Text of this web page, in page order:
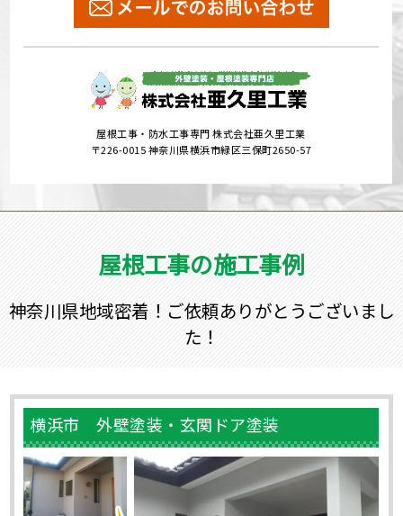
屋根工事・防水工事専門 株式会社亜久里工業
〒226-0015 神奈川県横浜市緑区三保町2650-57
屋根工事の施工事例
神奈川県地域密着！ご依頼ありがとうございまし
た！
横浜市 外壁塗装・玄関ドア塗装